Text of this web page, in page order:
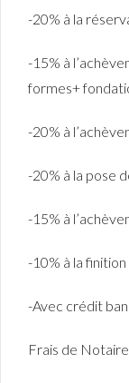
-20% à la
-15% à
formes+
-20% à
-20% à la pose
-15% à
-10% à la finition
-Avec crédit
Frais de Notaire